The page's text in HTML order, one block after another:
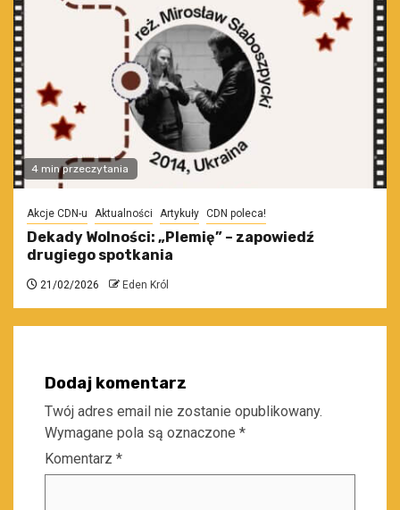
4 min przeczytania
Akcje CDN-u Aktualności Artykuły CDN poleca!
Dekady Wolności: „Plemię” – zapowiedź
drugiego spotkania
21/02/2026 Eden Król
Dodaj komentarz
Twój adres email nie zostanie opublikowany.
Wymagane pola są oznaczone *
Komentarz *